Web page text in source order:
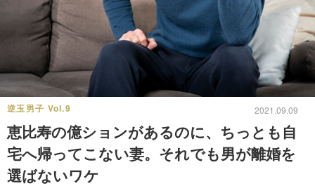
逆玉男子 Vol.9 2021.09.09
恵比寿の億ションがあるのに、ちっとも自
宅へ帰ってこない妻。それでも男が離婚を
選ばないワケ